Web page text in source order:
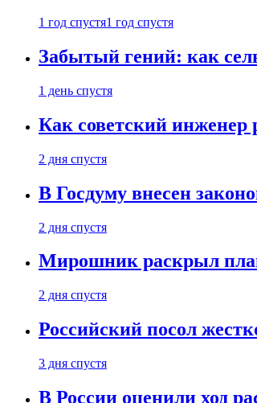
1 год спустя1 год спустя
Забытый гений: как
1 день спустя
Как советский инженер
2 дня спустя
В Госдуму внесен
2 дня спустя
Мирошник раскрыл
2 дня спустя
Российский посол
3 дня спустя
В России оценили ход